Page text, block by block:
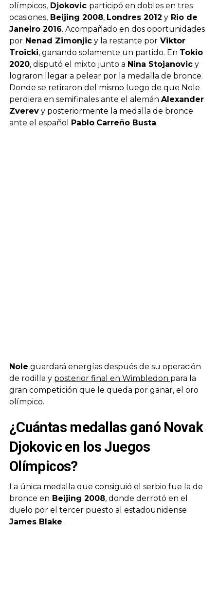
olímpicos,Djokovic participó en dobles en tres
ocasiones,Beijing 2008, Londres 2012 yRio de
Janeiro 2016. Acompañado en dos oportunidades
porNenad Zimonjicy la restante porViktor
Troicki, ganando solamente un partido. En Tokio
2020, disputó el mixto junto a Nina Stojanovicy
lograron llegar a pelear por la medalla de bronce.
Donde se retiraron del mismo luego de que Nole
perdiera en semifinales ante el alemán Alexander
Zverevy posteriormente la medalla de bronce
ante el español Pablo Carreño Busta.
Nole guardará energías después de su operación
de rodilla y posterior final en Wimbledon para la
gran competición que le queda por ganar, el oro
olímpico.
¿Cuántas medallas ganó Novak
Djokovic en los Juegos
Olímpicos?
La única medalla que consiguió el serbio fue la de
bronce en Beijing 2008, donde derrotó en el
duelo por el tercer puesto al estadounidense
James Blake.